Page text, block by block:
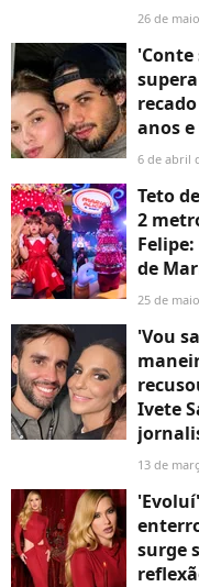
26 de
'Conte
anos
6 de abril
Teto
2
de
25 de
'Vou
Ivete
13 de
surge